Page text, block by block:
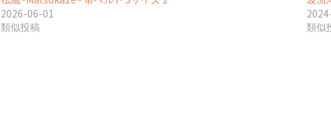
2026-06-01
類似投稿 類似